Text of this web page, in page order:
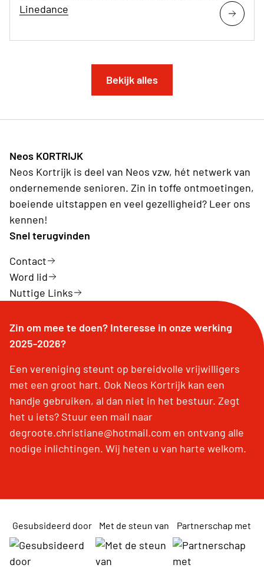
Linedance
Bekijk alles
Neos KORTRIJK
Neos Kortrijk is deel van Neos vzw, hét netwerk van
ondernemende senioren. Zin in toffe ontmoetingen,
boeiende uitstappen en veel gezelligheid? Leer ons
kennen!
Snel terugvinden
Contact
Word lid
Nuttige Links
Zin om mee te doen? Interesse in onze werking
2025-2026?
Een vereniging steunt op bereidvolle vrijwilligers
met een groot hart. Ook Neos Kortrijk kan een
handje gebruiken, al dan niet in het bestuur. Zegt
het u iets? Stuur een mail naar
degroote.christiane@hotmail.com en ontvang alle
nodige inlichtingen. Wij heten u van harte welkom.
Gesubsideerd door Met de steun van Partnerschap met